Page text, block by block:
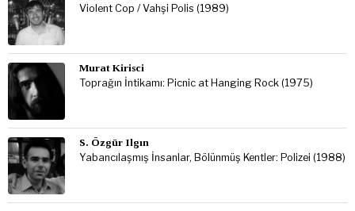
Violent Cop / Vahşi Polis (1989)
Murat Kirisci
Toprağın İntikamı: Picnic at Hanging Rock (1975)
S. Özgür Ilgın
Yabancılaşmış İnsanlar, Bölünmüş Kentler: Polizei (1988)